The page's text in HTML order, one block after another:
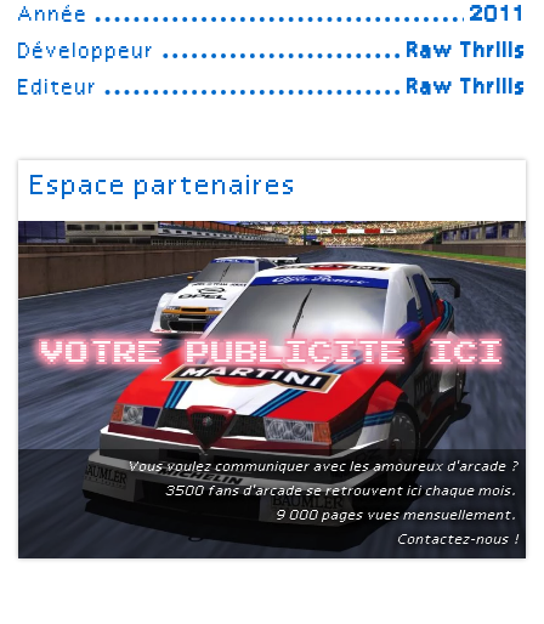
Année
2011
Développeur
Raw Thrills
Editeur
Raw Thrills
Espace partenaires
Votre publicite ici
Vous voulez communiquer avec les amoureux d'arcade ?
3500 fans d'arcade se retrouvent ici chaque mois.
9 000 pages vues mensuellement.
Contactez-nous !